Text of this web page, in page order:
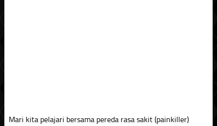
Mari kita pelajari bersama pereda rasa sakit (painkiller)